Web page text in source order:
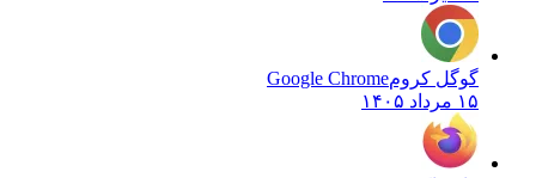
گوگل کروم Google Chrome